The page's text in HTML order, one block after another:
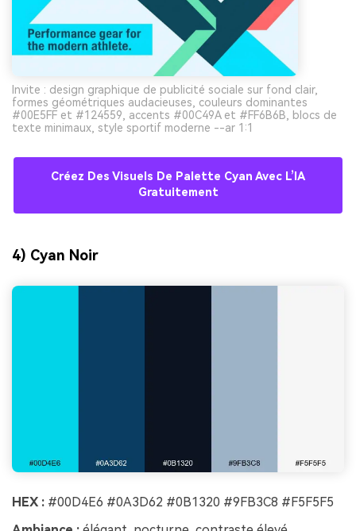
Invite : design graphique de publicité sociale sur fond clair,
formes géométriques audacieuses, couleurs dominantes
#00E5FF et #124559, accents #00C49A et #FF6B6B, blocs de
texte minimaux, style sportif moderne --ar 1:1
Créez Des Visuels De Palette Cyan Avec L’IA
Gratuitement
4) Cyan Noir
HEX : #00D4E6 #0A3D62 #0B1320 #9FB3C8 #F5F5F5